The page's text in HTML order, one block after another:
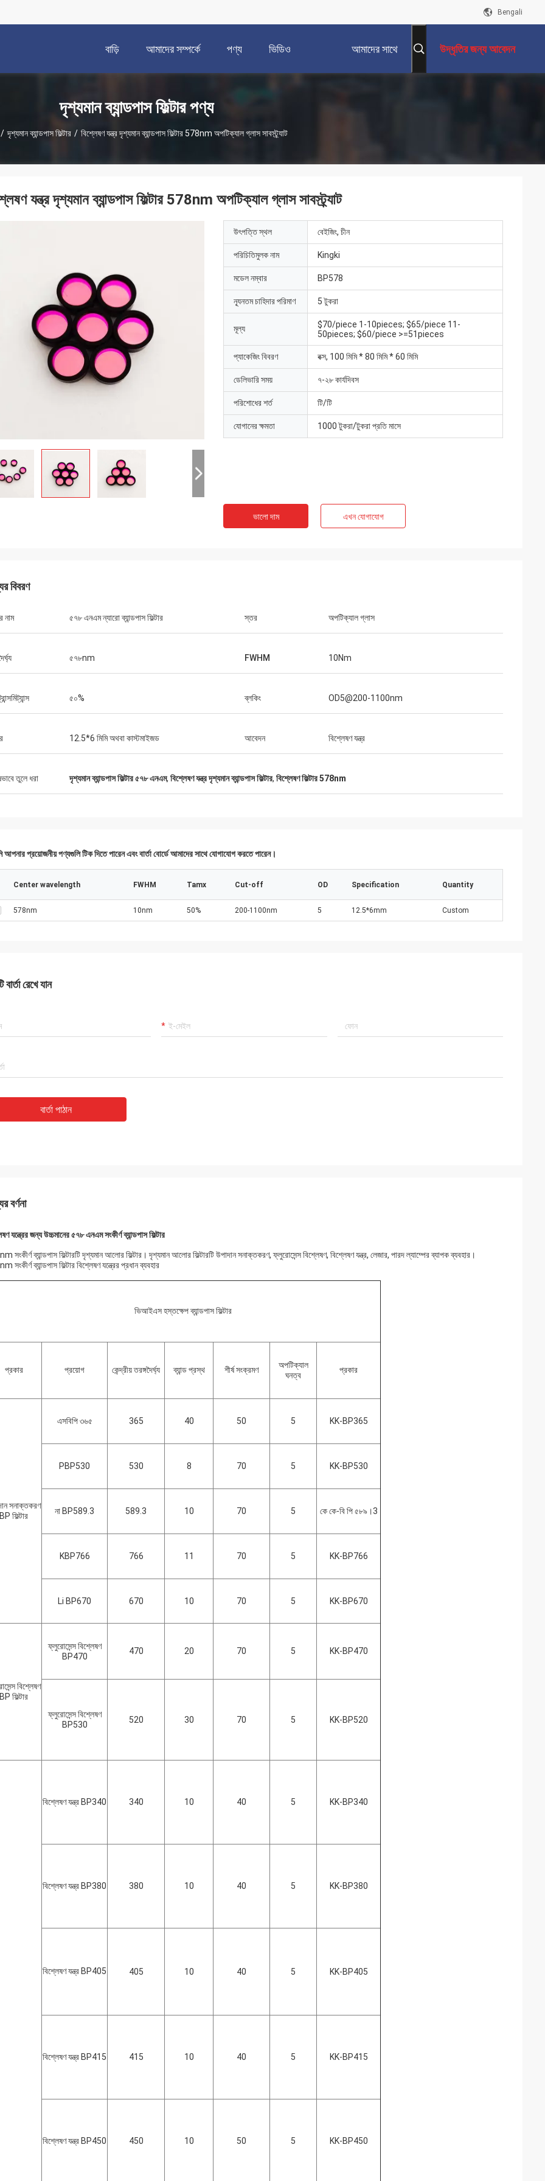
Bengali
বাড়ি আমাদের সম্পর্কে পণ্য ভিডিও আমাদের সাথে উদ্ধৃতির জন্য আবেদন
দৃশ্যমান ব্যান্ডপাস ফিল্টার পণ্য
/ দৃশ্যমান ব্যান্ডপাস ফিল্টার / বিশ্লেষণ যন্ত্র দৃশ্যমান ব্যান্ডপাস ফিল্টার 578nm অপটিক্যাল গ্লাস সাবস্ট্র্যাট
যন্ত্র দৃশ্যমান ব্যান্ডপাস ফিল্টার 578nm অপটিক্যাল গ্লাস সাবস্ট্র্যাট
উৎপত্তি স্থল বেইজিং, চীন
পরিচিতিমুলক নাম Kingki
মডেল নম্বার BP578
ন্যূনতম চাহিদার পরিমাণ 5 টুকরা
মূল্য
$70/piece 1-10pieces; $65/piece 11-
50pieces; $60/piece >=51pieces
প্যাকেজিং বিবরণ বক্স, 100 মিমি * 80 মিমি * 60 মিমি
ডেলিভারি সময় ৭-২৮ কার্যদিবস
পরিশোধের শর্ত টি/টি
যোগানের ক্ষমতা 1000 টুকরা/টুকরা প্রতি মাসে
ভালো দাম এখন যোগাযোগ
বিবরণ
নাম ৫৭৮ এনএম ন্যারো ব্যান্ডপাস ফিল্টার স্তর অপটিক্যাল গ্লাস
৫৭৮nm FWHM 10Nm
৫০% ব্লকিং OD5@200-1100nm
12.5*6 মিমি অথবা কাস্টমাইজড আবেদন বিশ্লেষণ যন্ত্র
তুলে ধরা দৃশ্যমান ব্যান্ডপাস ফিল্টার ৫৭৮ এনএম, বিশ্লেষণ যন্ত্র দৃশ্যমান ব্যান্ডপাস ফিল্টার, বিশ্লেষণ ফিল্টার 578nm
প্রয়োজনীয় পণ্যগুলি টিক দিতে পারেন এবং বার্তা বোর্ডে আমাদের সাথে যোগাযোগ করতে পারেন।
Center wavelength FWHM Tamx Cut-off OD Specification Quantity
578nm 10nm 50% 200-1100nm 5 12.5*6mm Custom
বার্তা রেখে যান
বার্তা পাঠান
বর্ণনা
যন্ত্রের জন্য উচ্চমানের ৫৭৮ এনএম সংকীর্ণ ব্যান্ডপাস ফিল্টার
সংকীর্ণ ব্যান্ডপাস ফিল্টারটি দৃশ্যমান আলোর ফিল্টার। দৃশ্যমান আলোর ফিল্টারটি উপাদান সনাক্তকরণ, ফ্লুরোসেন্স বিশ্লেষণ, বিশ্লেষণ যন্ত্র, লেজার, পারদ ল্যাম্পের ব্যাপক ব্যবহার।
সংকীর্ণ ব্যান্ডপাস ফিল্টার বিশ্লেষণ যন্ত্রের প্রধান ব্যবহার
ভিআইএস হস্তক্ষেপ ব্যান্ডপাস ফিল্টার
প্রকার প্রয়োগ কেন্দ্রীয় তরঙ্গদৈর্ঘ্য ব্যান্ড প্রস্থ শীর্ষ সংক্রমণ
অপটিক্যাল
ঘনত্ব
প্রকার
সনাক্তকরণ
BP ফিল্টার
এসবিপি ৩৬৫ 365 40 50 5 KK-BP365
PBP530 530 8 70 5 KK-BP530
না BP589.3 589.3 10 70 5 কে কে-বি পি ৫৮৯।3
KBP766 766 11 70 5 KK-BP766
Li BP670 670 10 70 5 KK-BP670
বিশ্লেষণ
BP ফিল্টার
ফ্লুরোসেন্স বিশ্লেষণ
BP470
470 20 70 5 KK-BP470
ফ্লুরোসেন্স বিশ্লেষণ
BP530
520 30 70 5 KK-BP520
বিশ্লেষণ যন্ত্র BP340 340 10 40 5 KK-BP340
বিশ্লেষণ যন্ত্র BP380 380 10 40 5 KK-BP380
বিশ্লেষণ যন্ত্র BP405 405 10 40 5 KK-BP405
বিশ্লেষণ যন্ত্র BP415 415 10 40 5 KK-BP415
বিশ্লেষণ যন্ত্র BP450 450 10 50 5 KK-BP450